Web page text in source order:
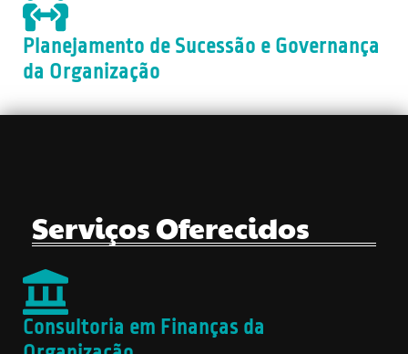
Planejamento de Sucessão e Governança
da Organização
Serviços Oferecidos
Consultoria em Finanças da